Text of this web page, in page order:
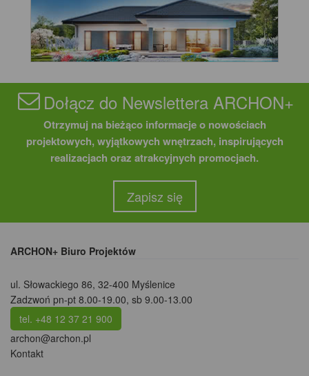
Dołącz do Newslettera ARCHON+
Otrzymuj na bieżąco informacje o nowościach
projektowych, wyjątkowych wnętrzach, inspirujących
realizacjach oraz atrakcyjnych promocjach.
Zapisz się
ARCHON+ Biuro Projektów
ul. Słowackiego 86, 32-400 Myślenice
Zadzwoń pn-pt 8.00-19.00, sb 9.00-13.00
tel. +48 12 37 21 900
archon@archon.pl
Kontakt